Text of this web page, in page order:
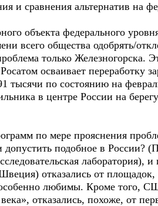
и сравнения альтернатив на
объекта федерального
всего общества одобрять/
только Железногорска.
осваивает переработку
тысячи по состоянию на
в центре России на
по мере прояснения
подобное в России?
лаборатория),
отказались от
любимы. Кроме того,
отказались, похоже, от